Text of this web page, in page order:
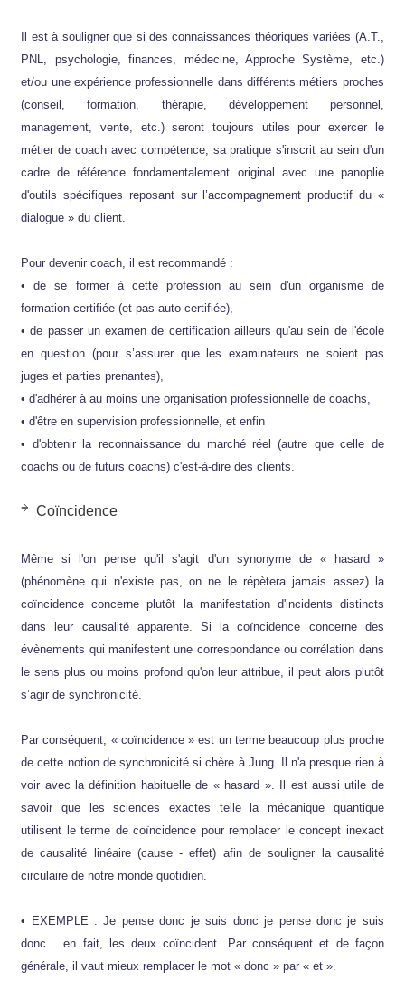
Il est à souligner que si des connaissances théoriques variées (A.T.,
PNL, psychologie, finances, médecine, Approche Système, etc.)
et/ou une expérience professionnelle dans différents métiers proches
(conseil, formation, thérapie, développement personnel,
management, vente, etc.) seront toujours utiles pour exercer le
métier de coach avec compétence, sa pratique s'inscrit au sein d'un
cadre de référence fondamentalement original avec une panoplie
d'outils spécifiques reposant sur l’accompagnement productif du «
dialogue » du client.
Pour devenir coach, il est recommandé :
• de se former à cette profession au sein d'un organisme de
formation certifiée (et pas auto-certifiée),
• de passer un examen de certification ailleurs qu'au sein de l'école
en question (pour s’assurer que les examinateurs ne soient pas
juges et parties prenantes),
• d'adhérer à au moins une organisation professionnelle de coachs,
• d'être en supervision professionnelle, et enfin
• d'obtenir la reconnaissance du marché réel (autre que celle de
coachs ou de futurs coachs) c'est-à-dire des clients.
Coïncidence
Même si l'on pense qu'il s'agit d'un synonyme de « hasard »
(phénomène qui n'existe pas, on ne le répètera jamais assez) la
coïncidence concerne plutôt la manifestation d'incidents distincts
dans leur causalité apparente. Si la coïncidence concerne des
évènements qui manifestent une correspondance ou corrélation dans
le sens plus ou moins profond qu'on leur attribue, il peut alors plutôt
s’agir de synchronicité.
Par conséquent, « coïncidence » est un terme beaucoup plus proche
de cette notion de synchronicité si chère à Jung. Il n'a presque rien à
voir avec la définition habituelle de « hasard ». Il est aussi utile de
savoir que les sciences exactes telle la mécanique quantique
utilisent le terme de coïncidence pour remplacer le concept inexact
de causalité linéaire (cause - effet) afin de souligner la causalité
circulaire de notre monde quotidien.
• EXEMPLE : Je pense donc je suis donc je pense donc je suis
donc... en fait, les deux coïncident. Par conséquent et de façon
générale, il vaut mieux remplacer le mot « donc » par « et ».